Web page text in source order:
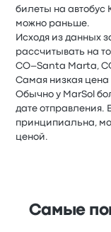
билеты на автобус
можно раньше.
Исходя из данных
рассчитывать на
CO–Santa Marta, CO
Самая низкая цена
Обычно у MarSol
дате отправления.
принципиальна,
ценой.
Самые